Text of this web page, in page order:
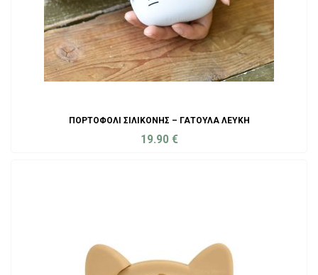
ΠΟΡΤΟΦΌΛΙ ΣΙΛΙΚΌΝΗΣ – ΓΑΤΟΎΛΑ ΛΕΥΚΉ
19.90 €